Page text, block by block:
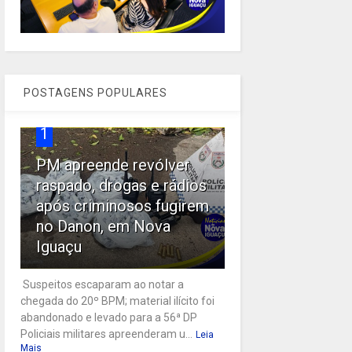
POSTAGENS POPULARES
1
PM apreende revólver
raspado, drogas e rádios
após criminosos fugirem
no Danon, em Nova
Iguaçu
Suspeitos escaparam ao notar a
chegada do 20º BPM; material ilícito foi
abandonado e levado para a 56ª DP
Policiais militares apreenderam u...
Leia
Mais